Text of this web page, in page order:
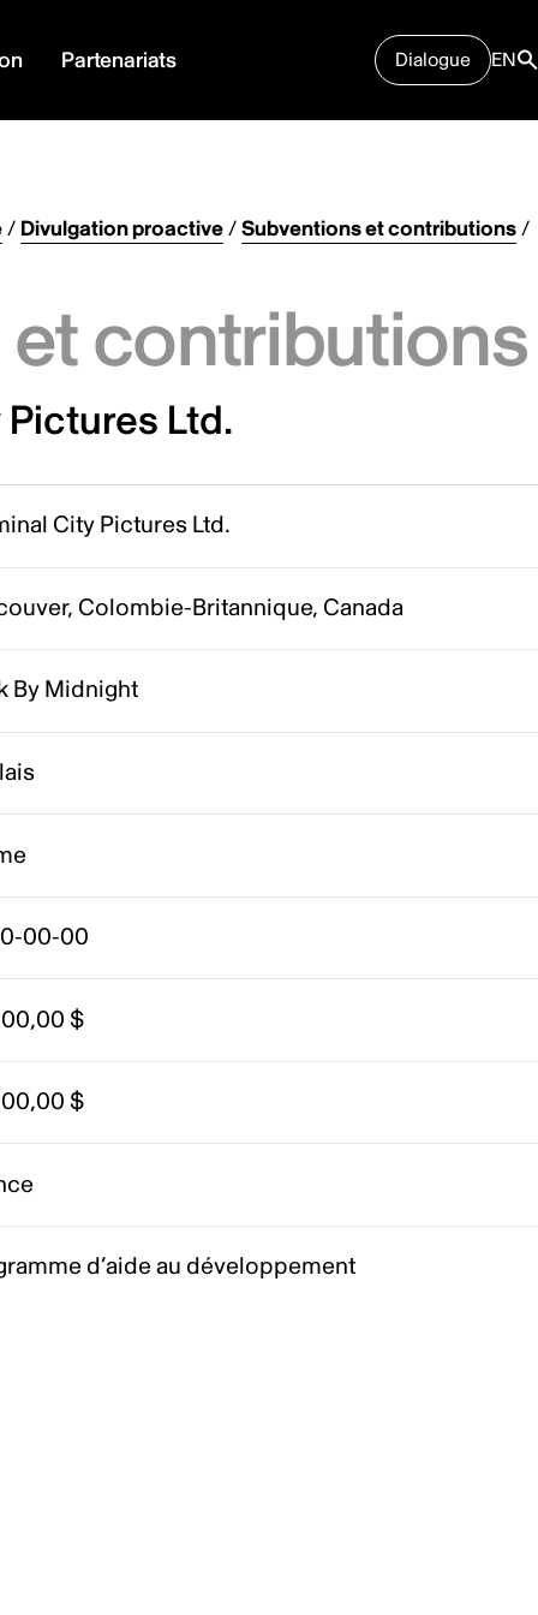
Partenariats Dialogue EN
/ Divulgation proactive/Subventions et contributions/
contributions
Ltd.
City Pictures Ltd.
Colombie-Britannique, Canada
By Midnight
00-00
$
$
d’aide au développement